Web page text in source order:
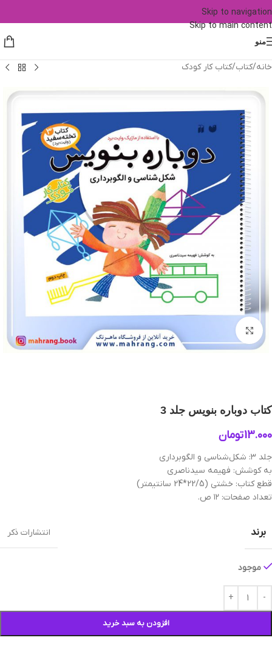
Skip to navigation
Skip to main content
منو
خانه/کتاب/کتاب کار کودک
بزرگنمایی تصویر
کتاب دوباره بنويس‌ جلد 3
13.000تومان
جلد ۳: شکل‌شناسی و الگوبرداری
به کوشش: فهیمه سیدناصری
قطع کتاب: خشتی (22/5*24 سانتیمتر)
تعداد صفحات: ۱۲ ص.
برند انتشارات ذکر
موجود
افزودن به سبد خرید